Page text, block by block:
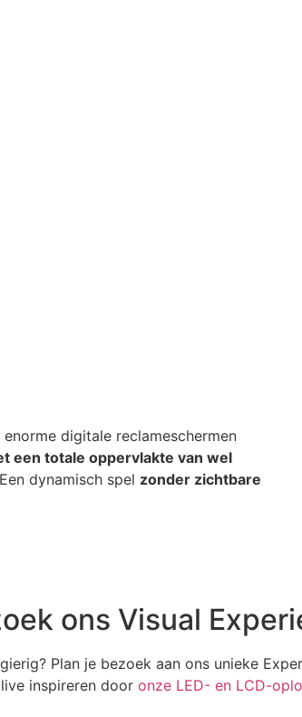
digitale reclameschermen
een totale oppervlakte van wel
dynamisch spel zonder zichtbare
ons Visual
Plan je bezoek aan ons unieke
inspireren dooronze LED- en LCD-